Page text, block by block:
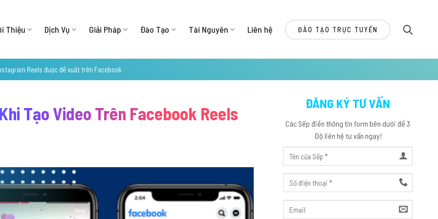
Thiệu Dịch Vụ Giải Pháp Đào Tạo Tài Nguyên Liên hệ ĐÀO TẠO TRỰC TUYẾN
Reels được đề xuất trên Facebook
Tạo Video Trên Facebook Reels
ĐĂNG KÝ TƯ VẤN
Các Sếp điền thông tin form bên dưới để 3
Độ liên hệ tư vấn ngay!